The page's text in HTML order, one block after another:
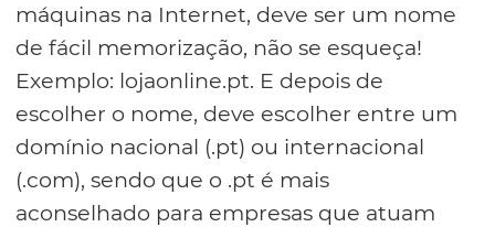
máquinas na Internet, deve ser um nome
de fácil memorização, não se esqueça!
Exemplo: lojaonline.pt. E depois de
escolher o nome, deve escolher entre um
domínio nacional (.pt) ou internacional
(.com), sendo que o .pt é mais
aconselhado para empresas que atuam